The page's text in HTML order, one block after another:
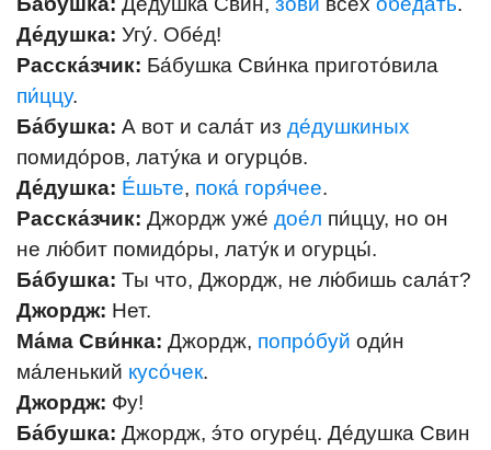
Де́душка: Угу́. Обе́д!
Расска́зчик: Ба́бушка Cви́нка пригото́вила
пи́ццу.
Ба́бушка: А вот и сала́т из де́душкиных
помидо́ров, лату́ка и огурцо́в.
Де́душка: Е́шьте, пока́ горя́чее.
Расска́зчик: Джордж уже́ дое́л пи́ццу, но он
не лю́бит помидо́ры, лату́к и огурцы́.
Ба́бушка: Ты что, Джордж, не лю́бишь сала́т?
Джордж: Нет.
Ма́ма Сви́нка: Джордж, попро́буй оди́н
ма́ленький кусо́чек.
Джордж: Фу!
Ба́бушка: Джордж, э́то огуре́ц. Де́душка Свин